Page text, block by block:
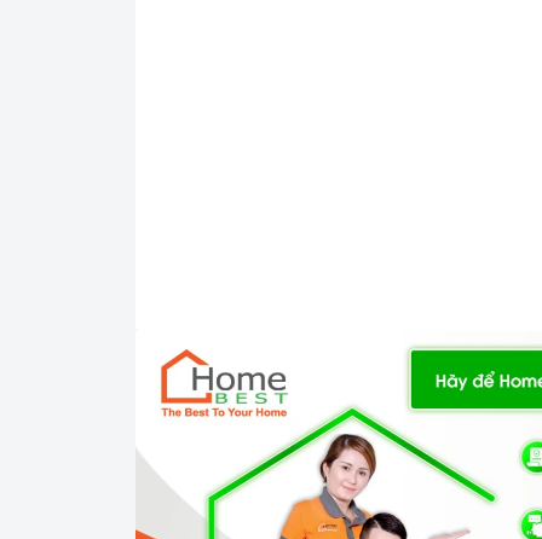
Loại bỏ thức ăn thừa khỏi bát đĩa trước khi
Sắp xếp bát đĩa sao cho các vật dụng không
Sắp xếp bát đĩa ở vị trí phù hợp với chương
Lựa chọn chương trình rửa phù hợp: Mỗi
lựa chọn chương trình rửa phù hợp với lượng và